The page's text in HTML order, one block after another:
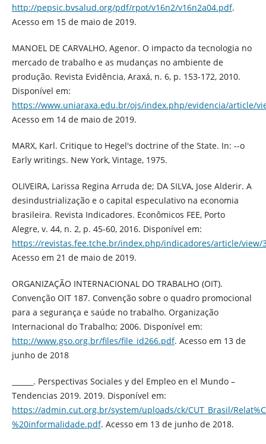
http://pepsic.bvsalud.org/pdf/rpot/v16n2/v16n2a04.pdf.
Acesso em 15 de maio de 2019.
MANOEL DE CARVALHO, Agenor. O impacto da tecnologia no
mercado de trabalho e as mudanças no ambiente de
produção. Revista Evidência, Araxá, n. 6, p. 153-172, 2010.
Disponível em:
https://www.uniaraxa.edu.br/ojs/index.php/evidencia/article/
Acesso em 14 de maio de 2019.
MARX, Karl. Critique to Hegel's doctrine of the State. In: --o
Early writings. New York, Vintage, 1975.
OLIVEIRA, Larissa Regina Arruda de; DA SILVA, Jose Alderir. A
desindustrialização e o capital especulativo na economia
brasileira. Revista Indicadores. Econômicos FEE, Porto
Alegre, v. 44, n. 2, p. 45-60, 2016. Disponível em:
https://revistas.fee.tche.br/index.php/indicadores/article/view/
Acesso em 21 de maio de 2019.
ORGANIZAÇÃO INTERNACIONAL DO TRABALHO (OIT).
Convenção OIT 187. Convenção sobre o quadro promocional
para a segurança e saúde no trabalho. Organização
Internacional do Trabalho; 2006. Disponível em:
http://www.gso.org.br/files/file_id266.pdf. Acesso em 13 de
junho de 2018
______. Perspectivas Sociales y del Empleo en el Mundo –
Tendencias 2019. 2019. Disponível em:
https://admin.cut.org.br/system/uploads/ck/CUT_Brasil/
%20informalidade.pdf. Acesso em 13 de junho de 2018.